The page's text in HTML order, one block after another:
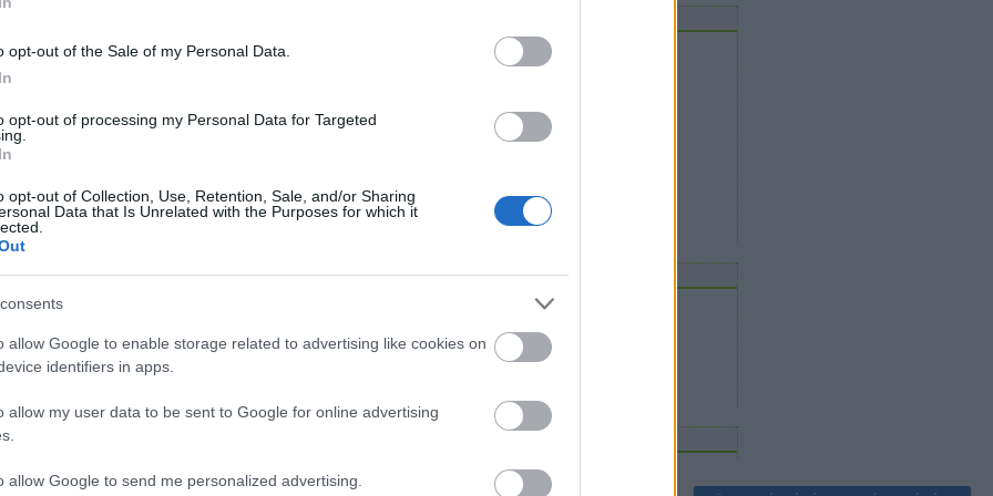
opt-out of the Sale of my Personal Data.
opt-out of processing my Personal Data for Targeted
opt-out of Collection, Use, Retention, Sale, and/or Sharing
Data that Is Unrelated with the Purposes for which it
allow Google to enable storage related to advertising like cookies on
identifiers in apps.
allow my user data to be sent to Google for online advertising
allow Google to send me personalized advertising.
2012 november
2011 december
2011 július
2011 május
2011 január
Tovább...
Feedek
RSS 2.0
Atom
bejegyzések
óta az összes telefonszolgáltatónak lehetővé kell tennie a
részére. Ennek eredményeképpen az egyes szolgáltatóknak
megtartását akkor is, ha az előfizető úgy dönt, másik
telefonszáma 20/3727164 - ez valójában már a T-mobile
ott kezdődik, hogy létezik egy tényleges (30-as) számmal
ugyanezzel a telefonszámmal. Így történik meg, hogy a
Több tisztelt ügyfelünk is jelezte, hogy hívásindításuk a cégünk
veszik fel a telefont, hanem egy számukra ismeretlen
és felvettük a kapcsolatot az említett szolgáltatóval, ám a
Ők is értetlenül állnak az eset előtt.
és sikerült megegyeznünk a szám tulajdonosával,
számon is várjuk ügyfeleink megrendelését!
Tetszik 0